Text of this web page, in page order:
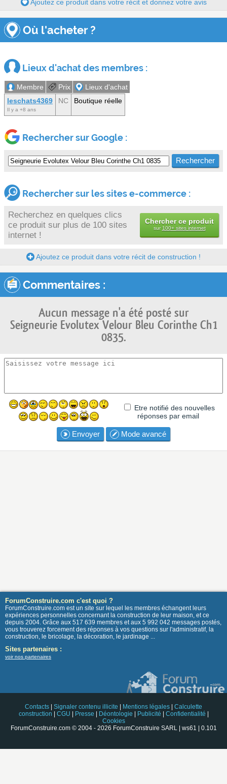
Ajoutez ce produit dans votre récit et donnez votre avis
Où l'acheter ?
Lieux d'achat des membres :
Membre Prix
Lieux d'achat
leschats4369
Il y a +8 ans
NC Boutique réelle
Rechercher sur Google :
Rechercher sur les sites e-commerce :
Recherchez en quelques clics
ce produit sur plus de 100 sites
internet !
Chercher ce produit
sur 100+ sites internet
Ajoutez ce produit dans votre récit de construction !
Commentaires :
Aucun message n'a été posté sur
Seigneurie Evolutex Velour Bleu Corinthe Ch1
0835.
Etre notifié des nouvelles
réponses par email
Envoyer Mode avancé
ForumConstruire.com c'est quoi ?
ForumConstruire.com est un site sur lequel les membres échangent leurs
expériences personnelles concernant la construction de leur maison, et ce
depuis 2004. Grâce aux 517 639 membres et aux 5 992 042 messages postés,
vous trouverez forcement des réponses à vos questions sur l'administratif, la
construction, le bricolage, la décoration, le jardinage ...
Sites partenaires :
voir nos partenaires
Contacts Signaler contenu illicite Mentions légales
Calculette
construction
CGU Presse Déontologie Publicité Confidentialité
Cookies
ForumConstruire.com © 2004 - 2026 ForumConstruire SARL | ws61 | 0.101